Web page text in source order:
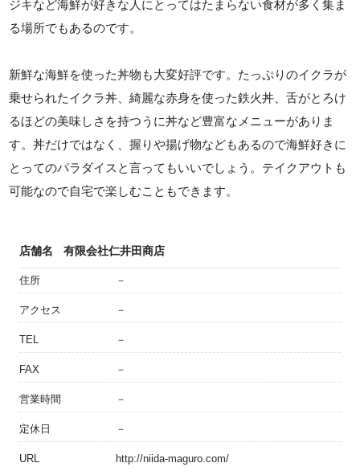
ジキなど海鮮が好きな人にとってはたまらない食材が多く集ま
る場所でもあるのです。
新鮮な海鮮を使った丼物も大変好評です。たっぷりのイクラが
乗せられたイクラ丼、綺麗な赤身を使った鉄火丼、舌がとろけ
るほどの美味しさを持つうに丼など豊富なメニューがありま
す。丼だけではなく、握りや揚げ物などもあるので海鮮好きに
とってのパラダイスと言ってもいいでしょう。テイクアウトも
可能なので自宅で楽しむこともできます。
店舗名 有限会社仁井田商店
住所 －
アクセス －
TEL －
FAX －
営業時間 －
定休日 －
URL http://niida-maguro.com/